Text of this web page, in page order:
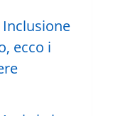
Inclusione
ecco i